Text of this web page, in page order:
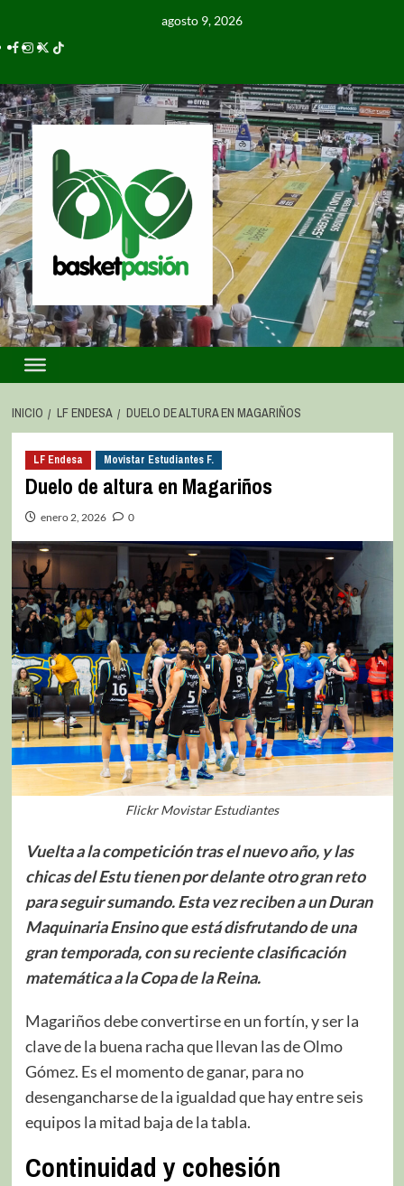
agosto 9, 2026
INICIO LF ENDESA DUELO DE ALTURA EN MAGARIÑOS
LF Endesa Movistar Estudiantes F.
Duelo de altura en Magariños
enero 2, 2026 0
Flickr Movistar Estudiantes
Vuelta a la competición tras el nuevo año, y las
chicas del Estu tienen por delante otro gran reto
para seguir sumando. Esta vez reciben a un Duran
Maquinaria Ensino que está disfrutando de una
gran temporada, con su reciente clasificación
matemática a la Copa de la Reina.
Magariños debe convertirse en un fortín, y ser la
clave de la buena racha que llevan las de Olmo
Gómez. Es el momento de ganar, para no
desengancharse de la igualdad que hay entre seis
equipos la mitad baja de la tabla.
Continuidad y cohesión